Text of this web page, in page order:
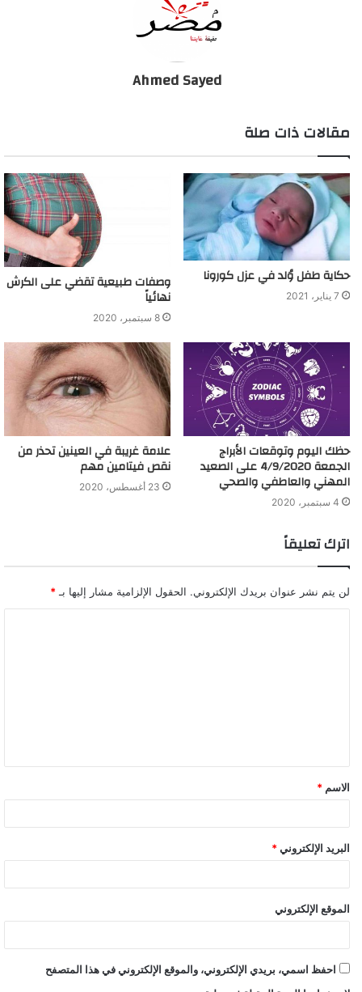
Ahmed Sayed
مقالات ذات صلة
حكاية طفل وُلد في عزل كورونا
7 يناير، 2021
وصفات طبيعية تقضي على الكرش
نهائياً
8 سبتمبر، 2020
حظك اليوم وتوقعات الأبراج
الجمعة 4/9/2020 على الصعيد
المهني والعاطفي والصحي
4 سبتمبر، 2020
علامة غريبة في العينين تحذر من
نقص فيتامين مهم
23 أغسطس، 2020
اترك تعليقاً
لن يتم نشر عنوان بريدك الإلكتروني. الحقول الإلزامية مشار إليها بـ *
الاسم *
البريد الإلكتروني *
الموقع الإلكتروني
احفظ اسمي، بريدي الإلكتروني، والموقع الإلكتروني في هذا المتصفح